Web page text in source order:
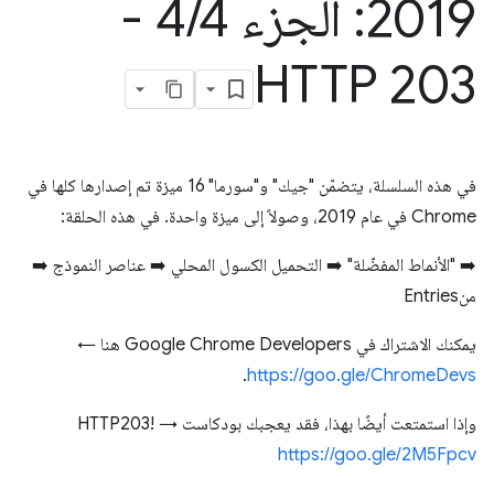
2019: الجزء 4
/
4 -
HTTP 203
في هذه السلسلة، يتضمّن "جيك" و"سورما" 16 ميزة تم إصدارها كلها في
Chrome في عام 2019، وصولاً إلى ميزة واحدة. في هذه الحلقة:
➡️ "الأنماط المفضّلة" ➡️ التحميل الكسول المحلي ➡️ عناصر النموذج ➡️
منEntries
يمكنك الاشتراك في Google Chrome Developers هنا ←
https://goo.gle/ChromeDevs
.
وإذا استمتعت أيضًا بهذا، فقد يعجبك بودكاست HTTP203! →
https://goo.gle/2M5Fpcv